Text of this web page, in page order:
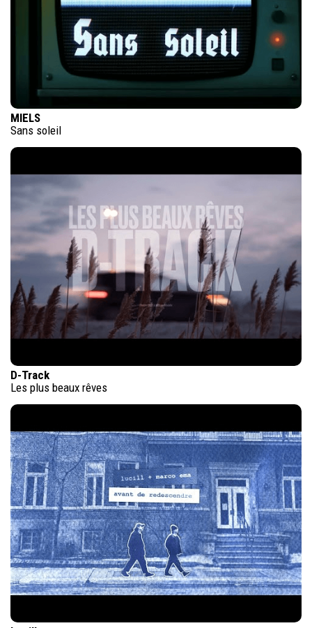
MIELS
Sans soleil
D-Track
Les plus beaux rêves